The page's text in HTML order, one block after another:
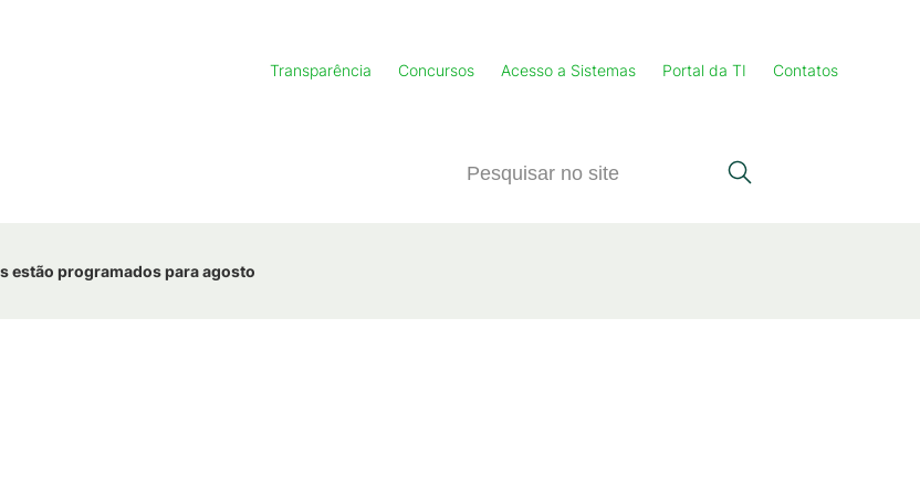
Transparência Concursos Acesso a Sistemas Portal da TI Contatos
estão programados para agosto